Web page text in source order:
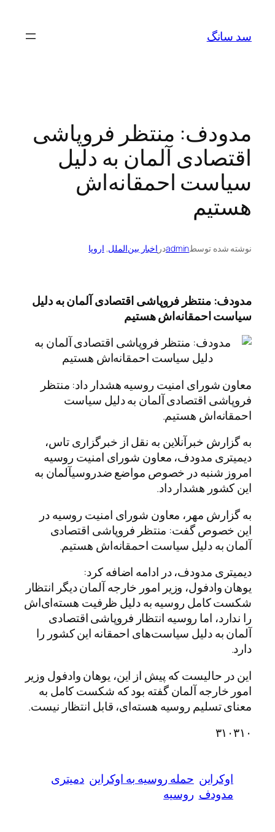
محتواسد سانگ
مدودف: منتظر فروپاشی
اقتصادی آلمان به دلیل
سیاست احمقانه‌اش
هستیم
نوشته شده توسطadminدر اخبار بین‌الملل, اروپا
مدودف: منتظر فروپاشی اقتصادی آلمان به دلیل
سیاست احمقانه‌اش هستیم
معاون شورای امنیت روسیه هشدار داد: منتظر
فروپاشی اقتصادی آلمان به دلیل سیاست
احمقانه‌اش هستیم.
به گزارش خبرآنلاین به نقل از خبرگزاری تاس،
دیمیتری مدودف، معاون شورای امنیت روسیه
امروز شنبه در خصوص مواضع ضدروسیآلمان به
این کشور هشدار داد.
به گزارش مهر، معاون شورای امنیت روسیه در
این خصوص گفت: منتظر فروپاشی اقتصادی
آلمان به دلیل سیاست احمقانه‌اش هستیم.
دیمیتری مدودف، در ادامه اضافه کرد:
یوهان وادفول، وزیر امور خارجه آلمان دیگر انتظار
شکست کامل روسیه به دلیل ظرفیت هسته‌ای‌اش
را ندارد، اما روسیه انتظار فروپاشی اقتصادی
آلمان به دلیل سیاست‌های احمقانه این کشور را
دارد.
این در حالیست که پیش از این، یوهان وادفول وزیر
امور خارجه آلمان گفته بود که شکست کامل به
معنای تسلیم روسیه هسته‌ای، قابل انتظار نیست.
۳۱۰۳۱۰
اوکراین حمله روسیه به اوکراین دمیتری
مدودف روسیه